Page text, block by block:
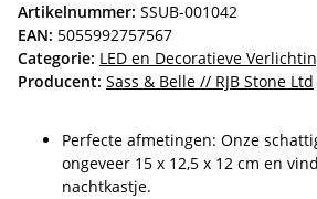
Artikelnummer: SSUB-001042
EAN: 5055992757567
Categorie: LED en Decoratieve
Producent: Sass & Belle // RJB Stone Ltd
Perfecte afmetingen: Onze
ongeveer 15 x 12,5 x 12 cm en
nachtkastje.